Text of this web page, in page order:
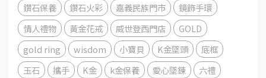
鑽石保養
鑽石火彩 嘉義民族門市
鏡飾手環
情人禮物
黃金花戒 威世登西門店
GOLD
gold ring
wisdom 小寶貝 K金墜頭
底框
玉石
攜手 K金 k金保養 愛心墜鍊
六禮